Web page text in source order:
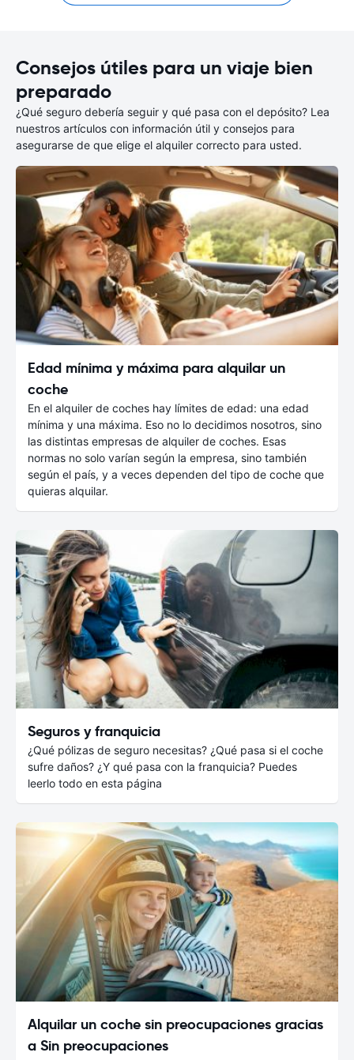
Consejos útiles para un viaje bien
preparado
¿Qué seguro debería seguir y qué pasa con el depósito? Lea
nuestros artículos con información útil y consejos para
asegurarse de que elige el alquiler correcto para usted.
Edad mínima y máxima para alquilar un
coche
En el alquiler de coches hay límites de edad: una edad
mínima y una máxima. Eso no lo decidimos nosotros, sino
las distintas empresas de alquiler de coches. Esas
normas no solo varían según la empresa, sino también
según el país, y a veces dependen del tipo de coche que
quieras alquilar.
Seguros y franquicia
¿Qué pólizas de seguro necesitas? ¿Qué pasa si el coche
sufre daños? ¿Y qué pasa con la franquicia? Puedes
leerlo todo en esta página
Alquilar un coche sin preocupaciones gracias
a Sin preocupaciones